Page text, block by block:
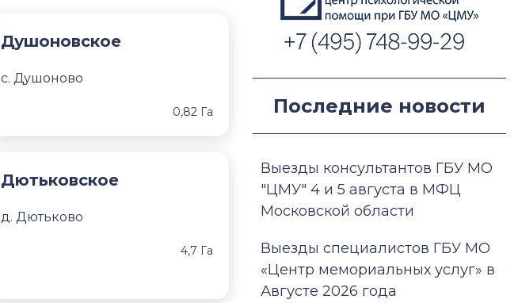
Душоновское
с. Душоново
0,82 Га
Дютьковское
д. Дютьково
4,7 Га
Последние новости
Выезды консультантов ГБУ МО
"ЦМУ" 4 и 5 августа в МФЦ
Московской области
Выезды специалистов ГБУ МО
«Центр мемориальных услуг» в
Августе 2026 года